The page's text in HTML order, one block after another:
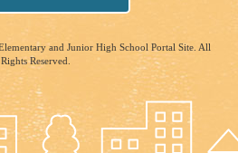
and Junior High School Portal Site. All
Rights Reserved.